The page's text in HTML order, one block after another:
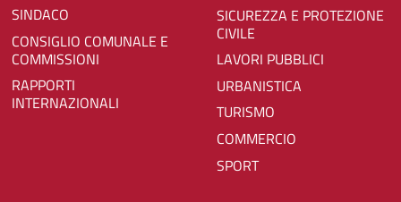
SINDACO
CONSIGLIO COMUNALE E
COMMISSIONI
RAPPORTI
INTERNAZIONALI
SICUREZZA E PROTEZIONE
CIVILE
LAVORI PUBBLICI
URBANISTICA
TURISMO
COMMERCIO
SPORT